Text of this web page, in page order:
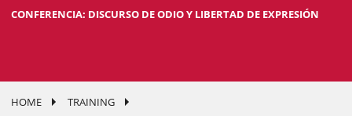
CONFERENCIA: DISCURSO DE ODIO Y LIBERTAD DE EXPRESIÓN
HOME
TRAINING